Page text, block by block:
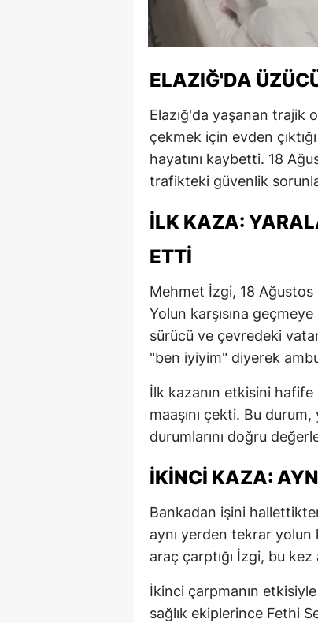
ELAZIĞ'DA
Elazığ'da yaşanan trajik
çekmek için evden
hayatını kaybetti. 18
trafikteki güvenlik
İLK KAZA:
ETTI
Mehmet İzgi, 18 Ağustos
Yolun karşısına
sürücü ve çevredeki
"ben iyiyim" diyerek
İlk kazanın etkisini
maaşını çekti. Bu
durumlarını doğru
İKINCI KAZA:
Bankadan işini
aynı yerden tekrar yolun
araç çarptığı İzgi, bu kez
İkinci çarpmanın
sağlık ekiplerince Fethi